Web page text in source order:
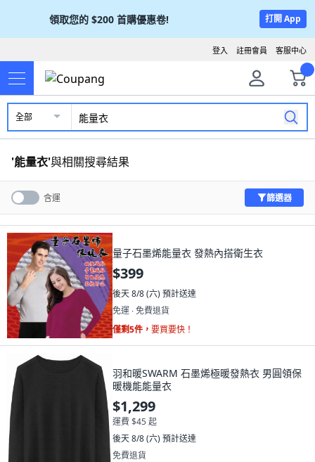
領取您的 $200 首購優惠卷! 打開 App
客服中心
註冊會員
登入
全部
'能量衣'與相關搜尋結果
含運 篩選器
量子石墨烯能量衣 發熱內搭衛生衣
$399
後天 8/8 (六) 預計送達
免運 ∙ 免費退貨
僅剩5件， 要買要快！
羽和暖SWARM 石墨烯極暖發熱衣 男圓領保
暖機能能量衣
$1,299
運費 $45 起
後天 8/8 (六) 預計送達
免費退貨